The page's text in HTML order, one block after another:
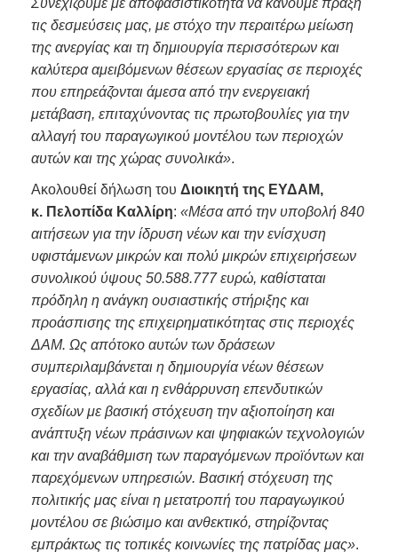
Συνεχίζουμε με αποφασιστικότητα να κάνουμε πράξη
τις δεσμεύσεις μας, με στόχο την περαιτέρω μείωση
της ανεργίας και τη δημιουργία περισσότερων και
καλύτερα αμειβόμενων θέσεων εργασίας σε περιοχές
που επηρεάζονται άμεσα από την ενεργειακή
μετάβαση, επιταχύνοντας τις πρωτοβουλίες για την
αλλαγή του παραγωγικού μοντέλου των περιοχών
αυτών και της χώρας συνολικά».
Ακολουθεί δήλωση του Διοικητή της ΕΥΔΑΜ,
κ. Πελοπίδα Καλλίρη: «Μέσα από την υποβολή 840
αιτήσεων για την ίδρυση νέων και την ενίσχυση
υφιστάμενων μικρών και πολύ μικρών επιχειρήσεων
συνολικού ύψους 50.588.777 ευρώ, καθίσταται
πρόδηλη η ανάγκη ουσιαστικής στήριξης και
προάσπισης της επιχειρηματικότητας στις περιοχές
ΔΑΜ. Ως απότοκο αυτών των δράσεων
συμπεριλαμβάνεται η δημιουργία νέων θέσεων
εργασίας, αλλά και η ενθάρρυνση επενδυτικών
σχεδίων με βασική στόχευση την αξιοποίηση και
ανάπτυξη νέων πράσινων και ψηφιακών τεχνολογιών
και την αναβάθμιση των παραγόμενων προϊόντων και
παρεχόμενων υπηρεσιών. Βασική στόχευση της
πολιτικής μας είναι η μετατροπή του παραγωγικού
μοντέλου σε βιώσιμο και ανθεκτικό, στηρίζοντας
εμπράκτως τις τοπικές κοινωνίες της πατρίδας μας».